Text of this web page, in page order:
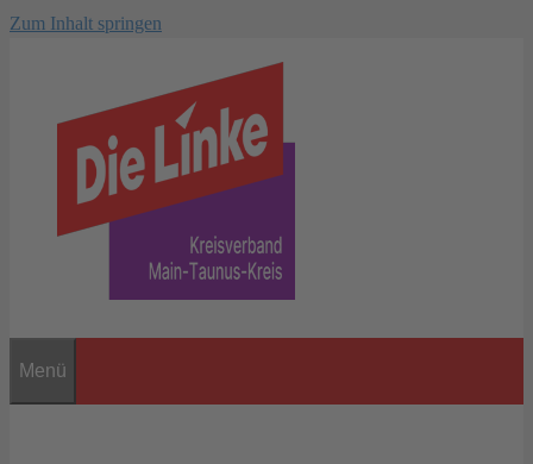
Zum Inhalt springen
Menü